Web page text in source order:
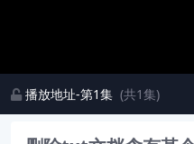
播放地址-第1集 (共1集)